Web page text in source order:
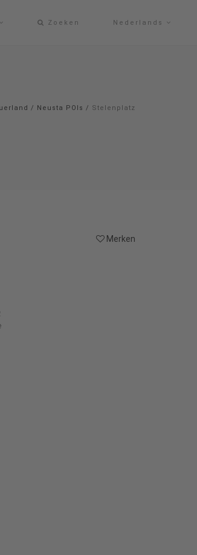
Zoeken Nederlands
/ Neusta POIs / Stelenplatz
Merken